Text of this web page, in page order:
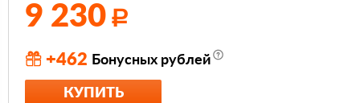
9 230 Р
+462 Бонусных рублей
КУПИТЬ